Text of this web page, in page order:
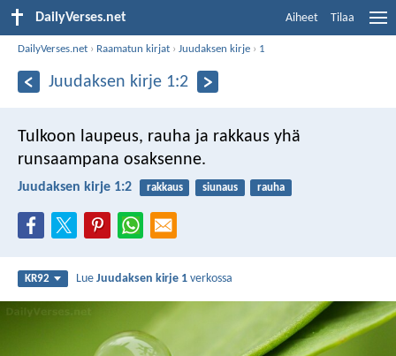
DailyVerses.net Aiheet Tilaa
DailyVerses.net › Raamatun kirjat ›Juudaksen kirje › 1
Juudaksen kirje 1:2
Tulkoon laupeus, rauha ja rakkaus yhä
runsaampana osaksenne.
Juudaksen kirje 1:2 rakkaus siunaus rauha
KR92 LueJuudaksen kirje 1 verkossa